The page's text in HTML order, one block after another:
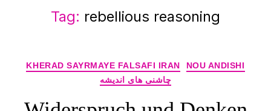
Tag: rebellious reasoning
Categories
KHERAD SAYRMAYE FALSAFI IRAN
NOU ANDISHI
چاشنی های اندیشه